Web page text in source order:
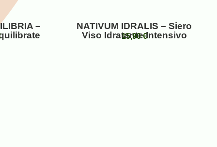
–
NATIVUM IDRALIS – Siero
Viso Idratante Intensivo
15,90€